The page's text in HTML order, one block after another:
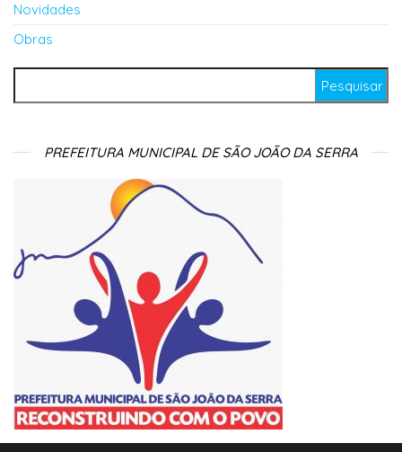
Novidades
Obras
PREFEITURA MUNICIPAL DE SÃO JOÃO DA SERRA